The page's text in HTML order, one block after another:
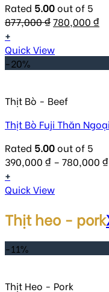
Rated 5.00out of 5
877,000₫Original
was:
780,000 ₫
+
Quick View
-20%
Thịt Bò - Beef
Thịt Bò Fuji Thăn
Rated 5.00out of 5
390,000 ₫ – 780,000 ₫
+
Quick View
Thịt heo - pork
-11%
Thịt Heo - Pork